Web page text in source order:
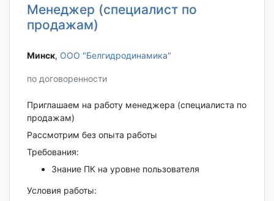
Менеджер (специалист по
продажам)
Минск‎, ООО "Белгидродинамика"
по договоренности
Приглашаем на работу менеджера (специалиста по
продажам)
Рассмотрим без опыта работы
Требования:
Знание ПК на уровне пользователя
Условия работы: